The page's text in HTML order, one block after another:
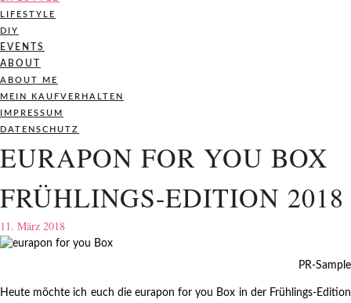
LIFESTYLE
DIY
EVENTS
ABOUT
ABOUT ME
MEIN KAUFVERHALTEN
IMPRESSUM
DATENSCHUTZ
EURAPON FOR YOU BOX
FRÜHLINGS-EDITION 2018
11. März 2018
PR-Sample
Heute möchte ich euch die eurapon for you Box in der Frühlings-Edition